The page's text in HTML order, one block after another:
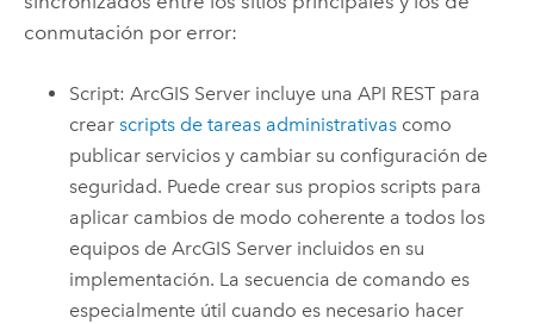
conmutación por error:
Script:ArcGIS Server incluye una API REST para
crearscripts de tareas administrativas como
publicar servicios y cambiar su configuración de
seguridad. Puede crear sus propios scripts para
aplicar cambios de modo coherente a todos los
equipos deArcGIS Server incluidos en su
implementación. La secuencia de comando es
especialmente útil cuando es necesario hacer